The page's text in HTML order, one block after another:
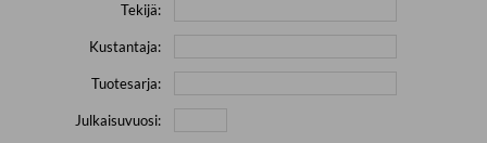
Tekijä:
Kustantaja:
Tuotesarja:
Julkaisuvuosi: